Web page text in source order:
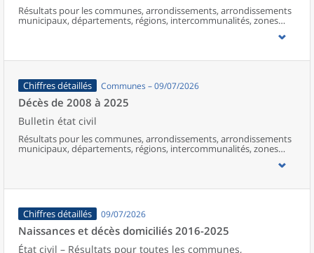
Résultats pour les communes, arrondissements, arrondissements
municipaux, départements, régions, intercommunalités, zones
d’emploi, bassins de vie, unités urbaines et aires d’attraction des
Chiffres détaillés Communes – 09/07/2026
Décès de 2008 à 2025
Bulletin état civil
Résultats pour les communes, arrondissements, arrondissements
municipaux, départements, régions, intercommunalités, zones
d’emploi, bassins de vie, unités urbaines et aires d’attraction des
Chiffres détaillés 09/07/2026
Naissances et décès domiciliés 2016-2025
État civil – Résultats pour toutes les communes,